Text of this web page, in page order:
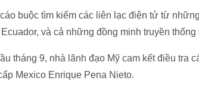
buộc tìm kiếm các liên lạc điện tử từ
và cả những đồng minh truyền
tháng 9, nhà lãnh đạo Mỹ cam kết điều tra
Mexico Enrique Pena Nieto.